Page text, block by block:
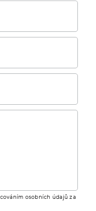
osobních údajů za